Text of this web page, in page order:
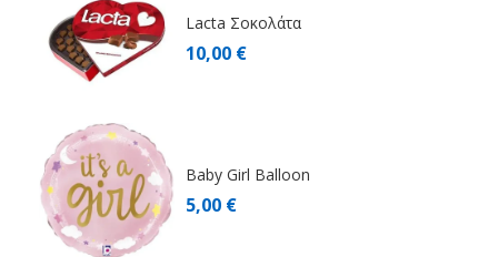
Lacta Σοκολάτα
10,00 €
Baby Girl Balloon
5,00 €